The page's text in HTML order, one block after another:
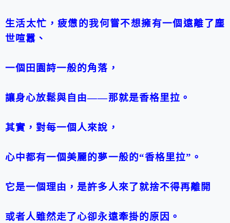
生活太忙，疲憊的我何嘗不想擁有一個遠離了塵
世喧囂、
一個田園詩一般的角落，
讓身心放鬆與自由——那就是香格里拉。
其實，對每一個人來說，
心中都有一個美麗的夢一般的“香格里拉” 。
它是一個理由，是許多人來了就捨不得再離開
或者人雖然走了心卻永遠牽掛的原因。